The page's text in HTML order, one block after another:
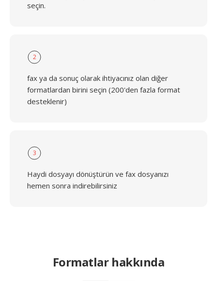
seçin.
2
fax ya da sonuç olarak ihtiyacınız olan diğer
formatlardan birini seçin (200'den fazla format
desteklenir)
3
Haydi dosyayı dönüştürün ve fax dosyanızı
hemen sonra indirebilirsiniz
Formatlar hakkında